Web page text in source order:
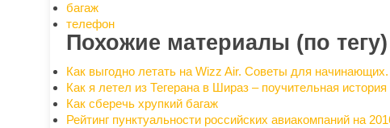
багаж
телефон
Похожие материалы (по тегу)
Как выгодно летать на Wizz Air. Советы для начинающих.
Как я летел из Тегерана в Шираз – поучительная
Как сберечь хрупкий багаж
Рейтинг пунктуальности российских авиакомпаний на